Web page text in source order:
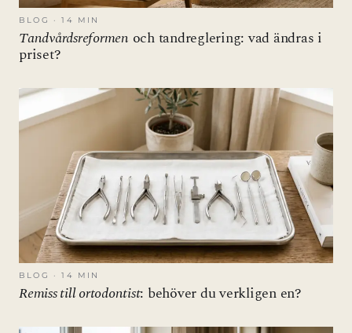
BLOG · 14 MIN
Tandvårdsreformen och tandreglering: vad ändras i
priset?
BLOG · 14 MIN
Remiss till ortodontist: behöver du verkligen en?